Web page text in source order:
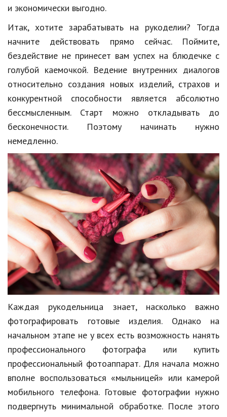
Обзоры
Рецепты
Красота и здоровье
Hi-Tech. Интернет
Авто, мото
Дом и сад
Недвижимость
Спорт и фитнес
Психология и отношения
Творчество и рукоделие
Разное
Работа и бизнес
Животные
Еда и напитки
Праздники и подарки
Кинематограф
Домашние животные
Семья и дети
Путешествия
Строительство
и экономически выгодно.
Итак, хотите зарабатывать на рукоделии? Тогда
начните действовать прямо сейчас. Поймите,
бездействие не принесет вам успех на блюдечке с
голубой каемочкой. Ведение внутренних диалогов
относительно создания новых изделий, страхов и
конкурентной способности является абсолютно
бессмысленным. Старт можно откладывать до
бесконечности. Поэтому начинать нужно
немедленно.
Каждая рукодельница знает, насколько важно
фотографировать готовые изделия. Однако на
начальном этапе не у всех есть возможность нанять
профессионального фотографа или купить
профессиональный фотоаппарат. Для начала можно
вполне воспользоваться «мыльницей» или камерой
мобильного телефона. Готовые фотографии нужно
подвергнуть минимальной обработке. После этого